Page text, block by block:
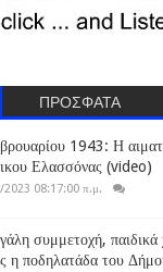
ΠΡΟΣΦΑΤΑ
1943: Η
Ελασσόνας (video)
2023 08:17:00 π.μ.
συμμετοχή, παιδικά
η ποδηλατάδα του